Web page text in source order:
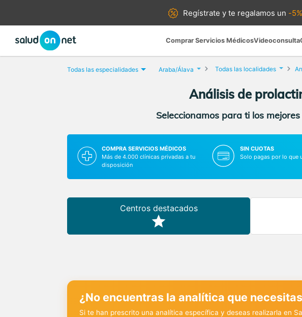
Regístrate yte regalamos un -
Comprar Servicios MédicosVideoconsulta
Todas las especialidades Araba/Álava Todas las localidades
Análisis de
Seleccionamos para ti los
COMPRA SERVICIOS MÉDICOS
Más de 4.000 clínicas privadas a tu
disposición
SIN CUOTAS
Solo pagas por lo que
Centros destacados
¿No encuentras la analítica que
Si te han prescrito una analítica específica y deseas realizarla en